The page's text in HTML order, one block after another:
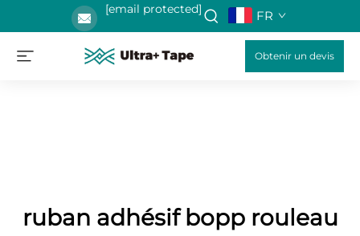
[email protected] FR
Obtenir un devis
ruban adhésif bopp rouleau